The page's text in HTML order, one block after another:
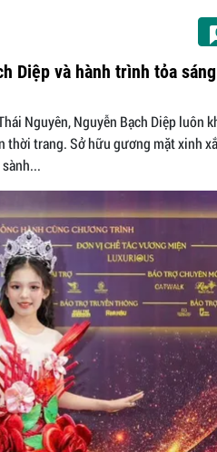
Diệp và hành trình tỏa
Nguyên, Nguyễn Bạch Diệp luôn
thời trang. Sở hữu gương mặt xinh